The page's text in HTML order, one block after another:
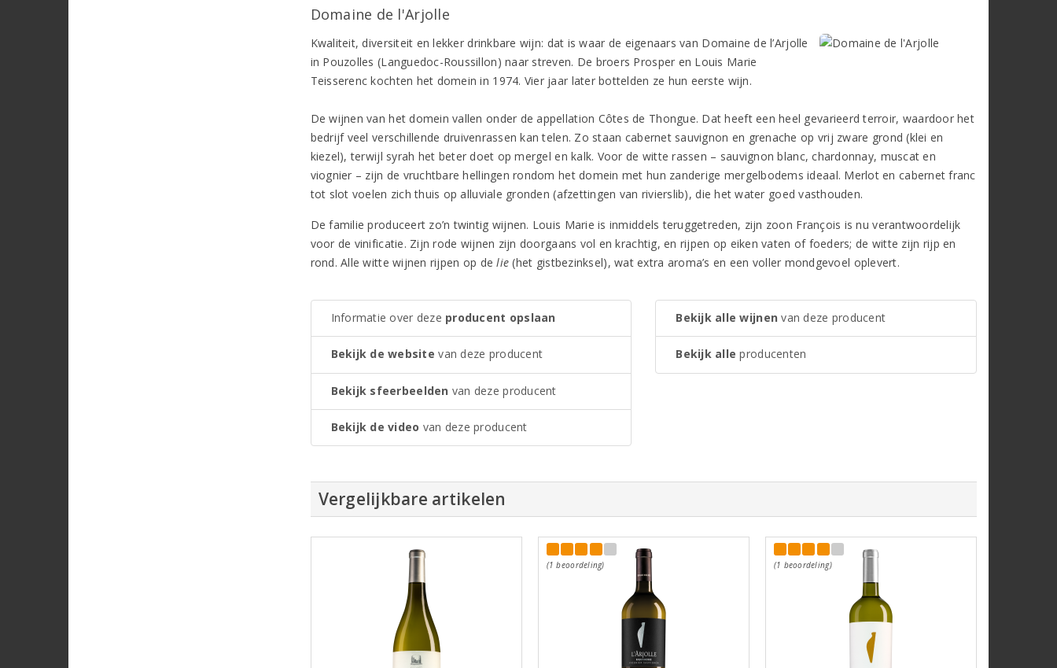
Domaine de l'Arjolle
Kwaliteit, diversiteit en lekker drinkbare wijn: dat is waar de eigenaars van Domaine de l’Arjolle
in Pouzolles (Languedoc-Roussillon) naar streven. De broers Prosper en Louis Marie
Teisserenc kochten het domein in 1974. Vier jaar later bottelden ze hun eerste wijn.
De wijnen van het domein vallen onder de appellation Côtes de Thongue. Dat heeft een heel gevarieerd terroir, waardoor het
bedrijf veel verschillende druivenrassen kan telen. Zo staan cabernet sauvignon en grenache op vrij zware grond (klei en
kiezel), terwijl syrah het beter doet op mergel en kalk. Voor de witte rassen – sauvignon blanc, chardonnay, muscat en
viognier – zijn de vruchtbare hellingen rondom het domein met hun zanderige mergelbodems ideaal. Merlot en cabernet franc
tot slot voelen zich thuis op alluviale gronden (afzettingen van rivierslib), die het water goed vasthouden.
De familie produceert zo’n twintig wijnen. Louis Marie is inmiddels teruggetreden, zijn zoon François is nu verantwoordelijk
voor de vinificatie. Zijn rode wijnen zijn doorgaans vol en krachtig, en rijpen op eiken vaten of foeders; de witte zijn rijp en
rond. Alle witte wijnen rijpen op delie(het gistbezinksel), wat extra aroma’s en een voller mondgevoel oplevert.
Informatie over deze producent opslaan
Bekijk de website van deze producent
Bekijk sfeerbeelden van deze producent
Bekijk de video van deze producent
Bekijk alle wijnen van deze producent
Bekijk alle producenten
Vergelijkbare artikelen
(1 beoordeling) (1 beoordeling)